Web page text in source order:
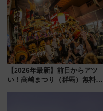
【2026年最新】前日からアツ
い！高崎まつり（群馬）無料観